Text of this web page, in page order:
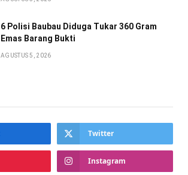
6 Polisi Baubau Diduga Tukar 360 Gram
Emas Barang Bukti
AGUSTUS 5, 2026
Twitter
Instagram